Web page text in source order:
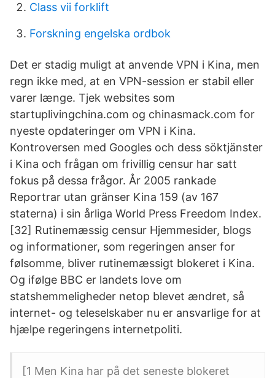
Class vii forklift
Forskning engelska ordbok
Det er stadig muligt at anvende VPN i Kina, men
regn ikke med, at en VPN-­session er stabil eller
varer længe. Tjek websites som
startuplivingchina.com og chinasmack.com for
nyeste opdateringer om VPN i Kina.
Kontroversen med Googles och dess söktjänster
i Kina och frågan om frivillig censur har satt
fokus på dessa frågor. År 2005 rankade
Reportrar utan gränser Kina 159 (av 167
staterna) i sin årliga World Press Freedom Index.
[32] Rutinemæssig censur Hjemmesider, blogs
og informationer, som regeringen anser for
følsomme, bliver rutinemæssigt blokeret i Kina.
Og ifølge BBC er landets love om
statshemmeligheder netop blevet ændret, så
internet- og teleselskaber nu er ansvarlige for at
hjælpe regeringens internetpoliti.
[1 Men Kina har på det seneste blokeret